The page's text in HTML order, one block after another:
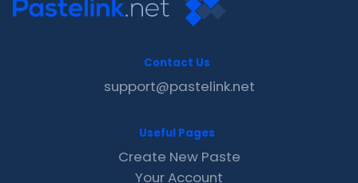
Contact Us
support@pastelink.net
Useful Pages
Create New Paste
Your Account